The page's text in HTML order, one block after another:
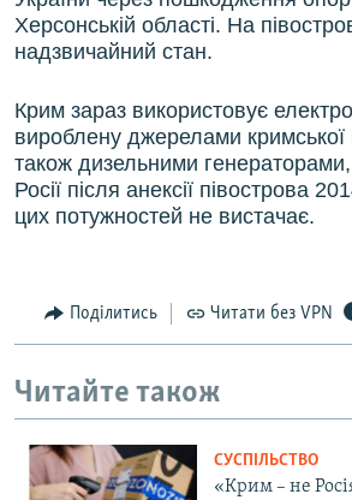
Херсонській області. На
надзвичайний стан.
Крим зараз використовує
вироблену джерелами кримської
також дизельними
Росії після анексії півострова
цих потужностей не вистачає.
Поділитись Читати без VPN
Читайте також
СУСПІЛЬСТВО
«Крим – не